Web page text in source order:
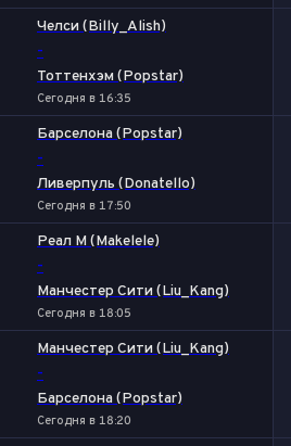
Челси (Billy_Alish)
-
Тоттенхэм (Popstar)
Сегодня в 16:35
Барселона (Popstar)
-
Ливерпуль (Donatello)
Сегодня в 17:50
Реал М (Makelele)
-
Манчестер Сити (Liu_Kang)
Сегодня в 18:05
Манчестер Сити (Liu_Kang)
-
Барселона (Popstar)
Сегодня в 18:20